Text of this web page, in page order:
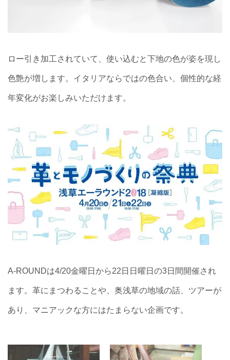
ロー引き加工されていて、使い込むと下地の色が姿を現し
色艶が増します。イタリアならではの色合い、個性的な経
年変化がお楽しみいただけます。
A-ROUNDは4/20金曜日から22日日曜日の3日間開催され
ます。革にまつわることや、奥浅草の地域の話、ツアーが
あり、マニアックな方にはたまらない企画です。